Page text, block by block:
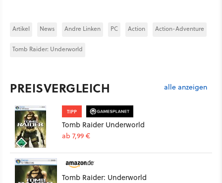
Artikel News Andre Linken PC Action Action-Adventure
Tomb Raider: Underworld
PREISVERGLEICH alle anzeigen
TIPP
Tomb Raider Underworld
ab 7,99 €
Tomb Raider: Underworld